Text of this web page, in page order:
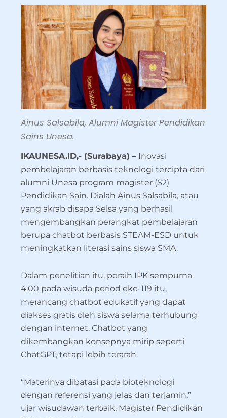
Ainus Salsabila, Alumni Magister Pendidikan
Sains Unesa.
IKAUNESA.ID,- (Surabaya) – Inovasi
pembelajaran berbasis teknologi tercipta dari
alumni Unesa program magister (S2)
Pendidikan Sain. Dialah Ainus Salsabila, atau
yang akrab disapa Selsa yang berhasil
mengembangkan perangkat pembelajaran
berupa chatbot berbasis STEAM-ESD untuk
meningkatkan literasi sains siswa SMA.
Dalam penelitian itu, peraih IPK sempurna
4.00 pada wisuda period eke-119 itu,
merancang chatbot edukatif yang dapat
diakses gratis oleh siswa selama terhubung
dengan internet. Chatbot yang
dikembangkan konsepnya mirip seperti
ChatGPT, tetapi lebih terarah.
“Materinya dibatasi pada bioteknologi
dengan referensi yang jelas dan terjamin,”
ujar wisudawan terbaik, Magister Pendidikan